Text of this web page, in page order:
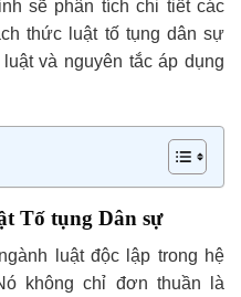
sẽ phân tích chi tiết các
thức luật tố tụng dân sự
và nguyên tắc áp dụng
Tố tụng Dân sự
luật độc lập trong hệ
không chỉ đơn thuần là